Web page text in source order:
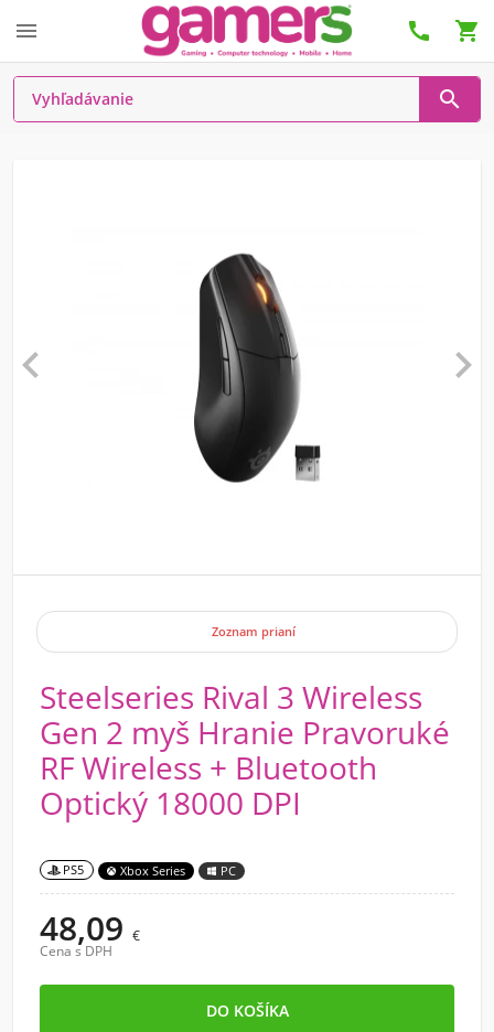
  

 
Zoznam prianí
Steelseries Rival 3 Wireless
Gen 2 myš Hranie Pravoruké
RF Wireless + Bluetooth
Optický 18000 DPI
PS5 Xbox Series PC
48,09 €
Cena s DPH